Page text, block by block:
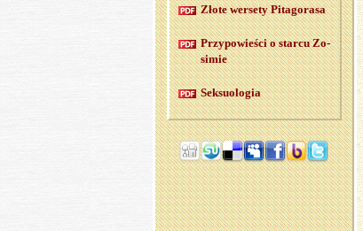
Złote wer­se­ty Pi­ta­go­ra­sa
Przy­po­wie­ści o star­cu Zo­
si­mie
Sek­su­olo­gia